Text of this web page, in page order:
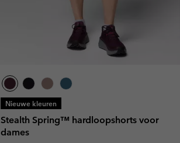
Nieuwe kleuren
Stealth Spring™ hardloopshorts voor
dames